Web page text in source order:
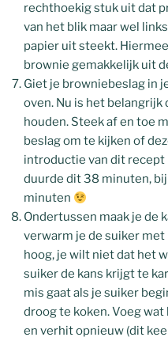
rechthoekig stuk uit dat
van het blik maar wel
papier uit steekt.
brownie gemakkelijk uit
Giet je browniebeslag in
oven. Nu is het belangrijk
houden. Steek af en toe
beslag om te kijken of
introductie van dit recept
duurde dit 38 minuten,
minuten
Ondertussen maak je de
verwarm je de suiker
hoog, je wilt niet dat het
suiker de kans krijgt te
mis gaat als je suiker
droog te koken. Voeg
en verhit opnieuw (dit